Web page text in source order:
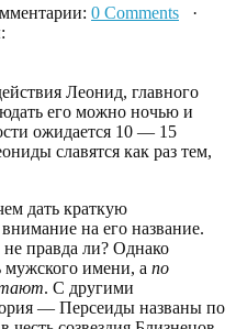
0 Comments ·
Леонид, главного
его можно ночью и
ожидается 10 — 15
славятся как раз тем,
дать краткую
на его название.
правда ли? Однако
имени, а по
. С другими
— Персеиды названы по